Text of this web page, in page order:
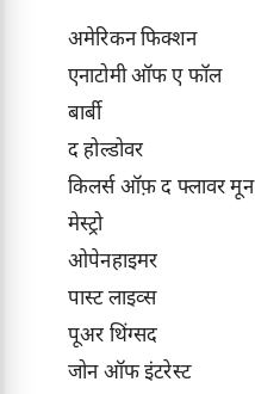
अमेरिकन फिक्शन
एनाटोमी ऑफ ए फॉल
बार्बी
द होल्डोवर
किलर्स ऑफ़ द फ्लावर मून
मेस्ट्रो
ओपेनहाइमर
पास्ट लाइव्स
पूअर थिंग्सद
जोन ऑफ इंटरेस्ट